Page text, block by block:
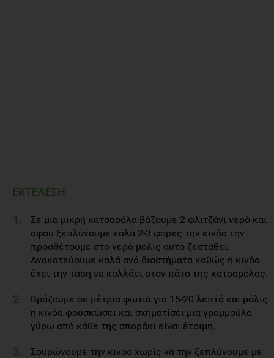
ΕΚΤΕΛΕΣΗ
Σε μια μικρή κατσαρόλα βάζουμε 2 φλιτζάνι νερό και
αφού ξεπλύνουμε καλά 2-3 φορές την κινόα την
προσθέτουμε στο νερό μόλις αυτό ζεσταθεί.
Ανακατεύουμε καλά ανά διαστήματα καθώς η κινόα
έχει την τάση να κολλάει στον πάτο της κατσαρόλας.
Βράζουμε σε μέτρια φωτιά για 15-20 λεπτά και μόλις
η κινόα φουσκώσει και σχηματίσει μια γραμμούλα
γύρω από κάθε της σποράκι είναι έτοιμη.
Σουρώνουμε την κινόα χωρίς να την ξεπλύνουμε με